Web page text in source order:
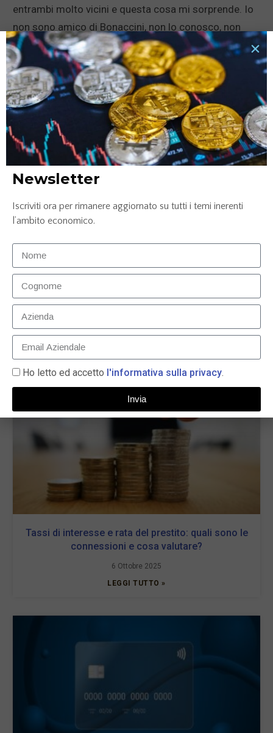
entrambi molto vicini e questa cosa mi sorprende. Io
non sono amico di Bonaccini, non lo conosco, non
voto PD, ma tutte le persone con un minimo di
comprendonio e un minimo di equilibrio sono con lui,
senza neanche essere di sinistra”.
News correlate...
Prestito online: soluzioni flessibili per ogni esigenza
LEGGI TUTTO »
Tassi di interesse e rata del prestito: quali sono le
connessioni e cosa valutare?
6 Ottobre 2025
LEGGI TUTTO »
Newsletter
Iscriviti ora per rimanere aggiornato su tutti i temi inerenti
l’ambito economico.
Ho letto ed accetto l'informativa sulla privacy.
Invia